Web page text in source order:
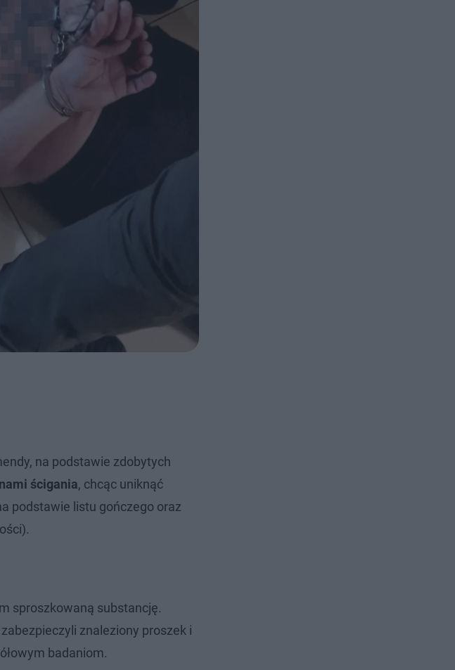
na podstawie zdobytych
ścigania, chcąc uniknąć
podstawie listu gończego oraz
sproszkowaną substancję.
znaleziony proszek i
badaniom.